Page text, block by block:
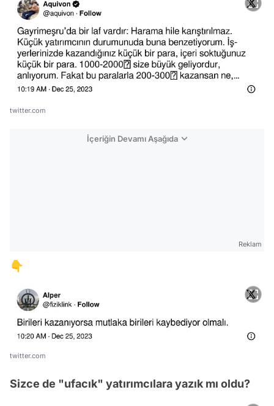
twitter.com
İçeriğin Devamı Aşağıda
Reklam
👇
twitter.com
Sizce de "ufacık" yatırımcılara yazık mı oldu?